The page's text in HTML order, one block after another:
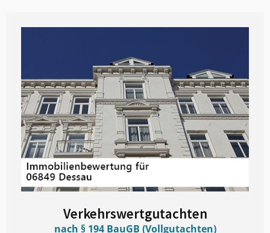
Verkehrswertgutachten
nach § 194 BauGB (Vollgutachten)